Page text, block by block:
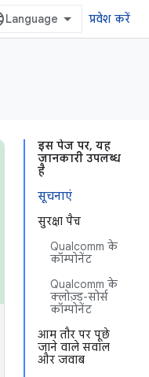
प्रवेश करें
इस पेज पर, यह
जानकारी उपलब्ध
है
सूचनाएं
सुरक्षा पैच
Qualcomm के
कॉम्पोनेंट
Qualcomm के
क्लोज़्ड-सोर्स
कॉम्पोनेंट
आम तौर पर पूछे
जाने वाले सवाल
और जवाब